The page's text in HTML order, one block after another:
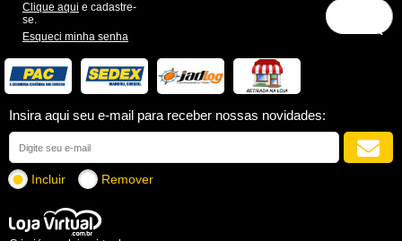
Clique aqui e cadastre-
se.
Esqueci minha senha
Insira aqui seu e-mail para receber nossas novidades:
Incluir Remover